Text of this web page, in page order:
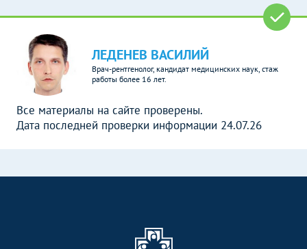
ЛЕДЕНЕВ ВАСИЛИЙ
Врач-рентгенолог, кандидат медицинских наук, стаж
работы более 16 лет.
Все материалы на сайте проверены.
Дата последней проверки информации 24.07.26